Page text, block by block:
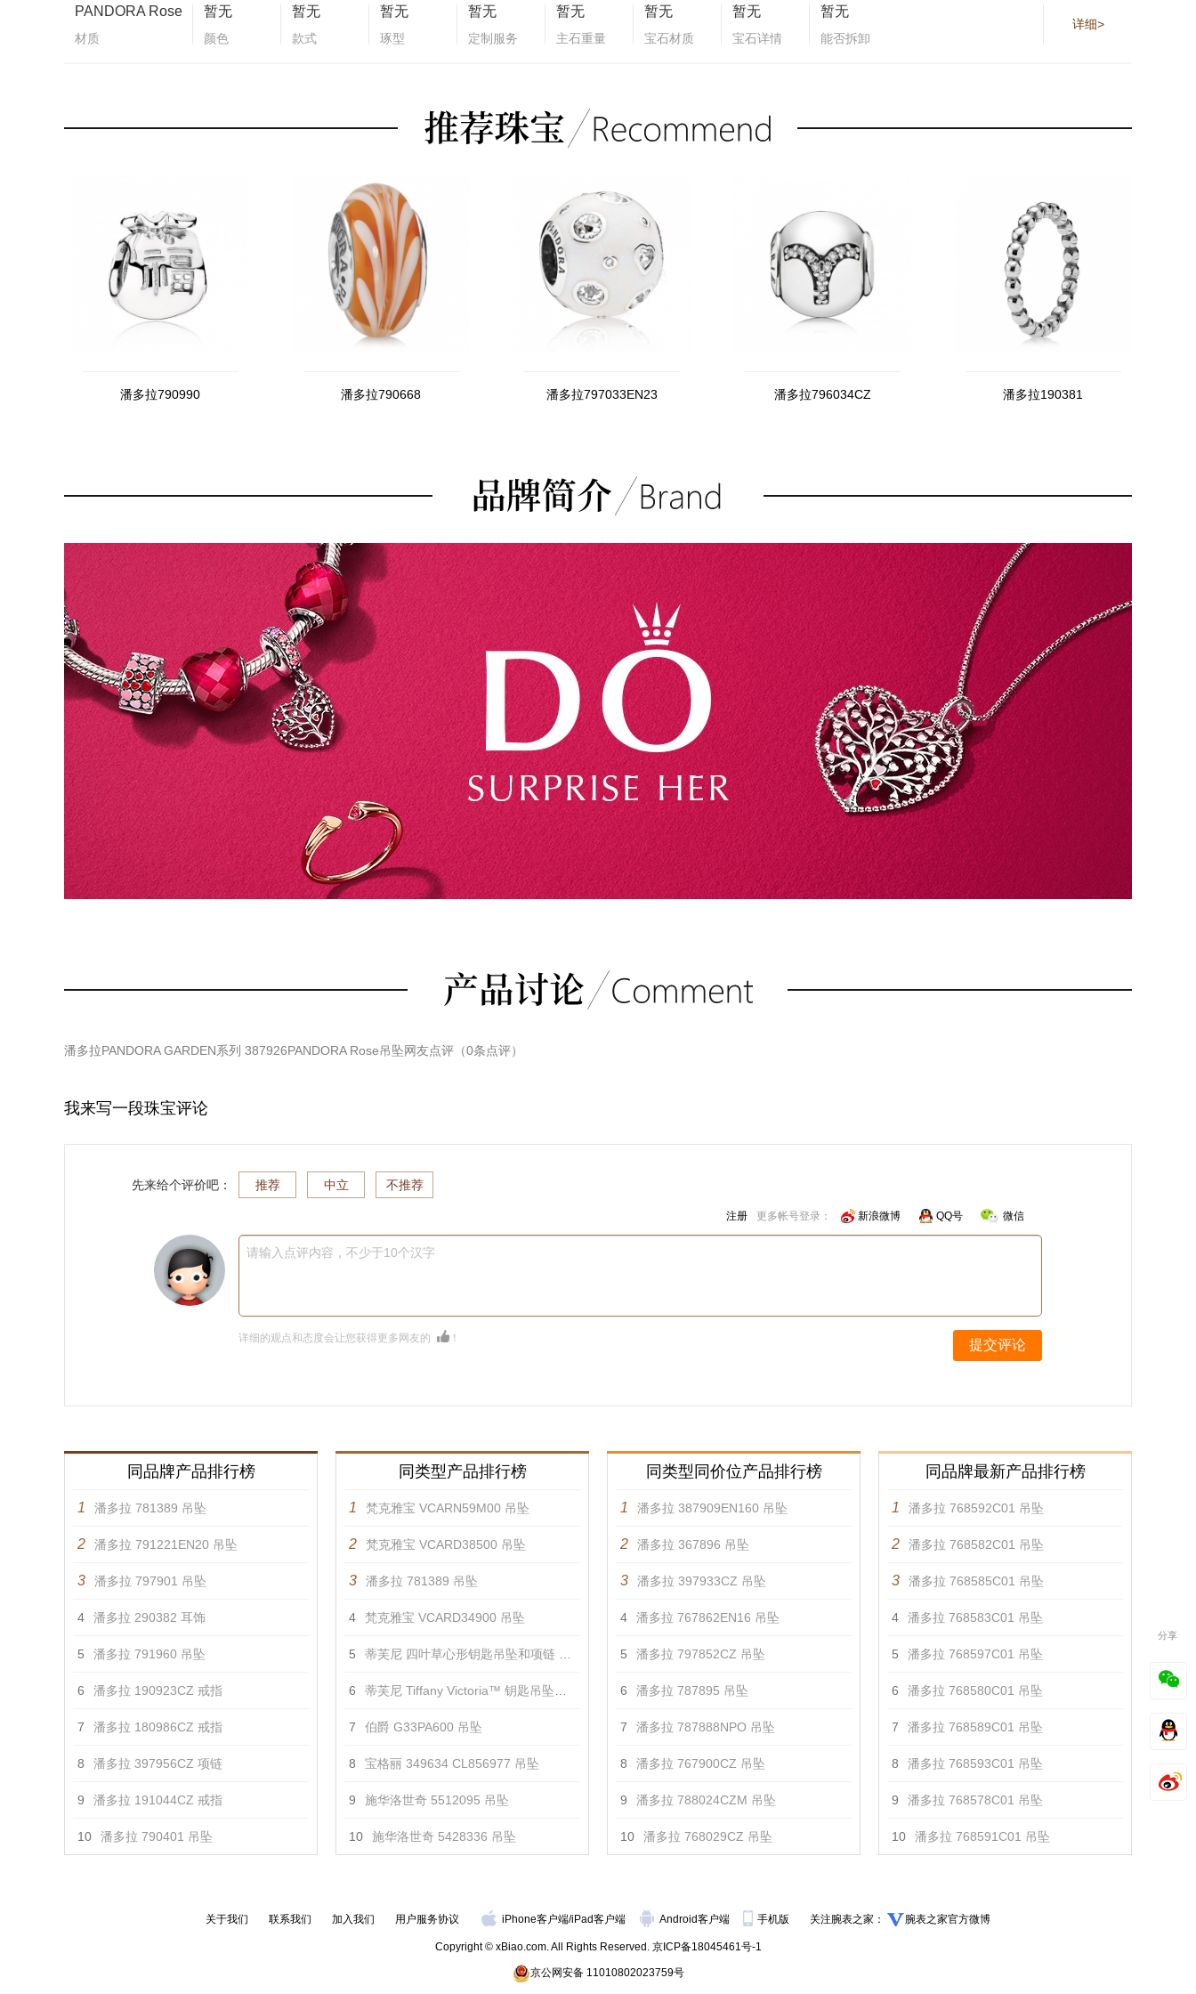
PANDORA Rose
材质
暂无
颜色
暂无
款式
暂无
琢型
暂无
定制服务
暂无
主石重量
暂无
宝石材质
暂无
宝石详情
暂无
能否拆卸
详细>
潘多拉790990 潘多拉790668 潘多拉797033EN23 潘多拉796034CZ 潘多拉190381
潘多拉PANDORA GARDEN系列 387926PANDORA Rose吊坠网友点评（0条点评）
我来写一段珠宝评论
先来给个评价吧： 推荐 中立 不推荐
注册 更多帐号登录： 新浪微博 QQ号 微信
请输入点评内容，不少于10个汉字
详细的观点和态度会让您获得更多网友的 ！ 提交评论
同品牌产品排行榜
1 潘多拉 781389 吊坠
2 潘多拉 791221EN20 吊坠
3 潘多拉 797901 吊坠
4 潘多拉 290382 耳饰
5 潘多拉 791960 吊坠
6 潘多拉 190923CZ 戒指
7 潘多拉 180986CZ 戒指
8 潘多拉 397956CZ 项链
9 潘多拉 191044CZ 戒指
10 潘多拉 790401 吊坠
同类型产品排行榜
1 梵克雅宝 VCARN59M00 吊坠
2 梵克雅宝 VCARD38500 吊坠
3 潘多拉 781389 吊坠
4 梵克雅宝 VCARD34900 吊坠
5 蒂芙尼 四叶草心形钥匙吊坠和项链 吊坠
6 蒂芙尼 Tiffany Victoria™ 钥匙吊坠项链 吊坠
7 伯爵 G33PA600 吊坠
8 宝格丽 349634 CL856977 吊坠
9 施华洛世奇 5512095 吊坠
10 施华洛世奇 5428336 吊坠
同类型同价位产品排行榜
1 潘多拉 387909EN160 吊坠
2 潘多拉 367896 吊坠
3 潘多拉 397933CZ 吊坠
4 潘多拉 767862EN16 吊坠
5 潘多拉 797852CZ 吊坠
6 潘多拉 787895 吊坠
7 潘多拉 787888NPO 吊坠
8 潘多拉 767900CZ 吊坠
9 潘多拉 788024CZM 吊坠
10 潘多拉 768029CZ 吊坠
同品牌最新产品排行榜
1 潘多拉 768592C01 吊坠
2 潘多拉 768582C01 吊坠
3 潘多拉 768585C01 吊坠
4 潘多拉 768583C01 吊坠
5 潘多拉 768597C01 吊坠
6 潘多拉 768580C01 吊坠
7 潘多拉 768589C01 吊坠
8 潘多拉 768593C01 吊坠
9 潘多拉 768578C01 吊坠
10 潘多拉 768591C01 吊坠
关于我们 联系我们 加入我们 用户服务协议 iPhone客户端/iPad客户端 Android客户端 手机版 关注腕表之家： 腕表之家官方微博
Copyright © xBiao.com. All Rights Reserved. 京ICP备18045461号-1
京公网安备 11010802023759号
分享